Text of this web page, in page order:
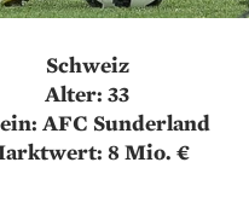
Schweiz
Alter: 33
AFC Sunderland
8 Mio. €